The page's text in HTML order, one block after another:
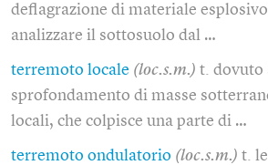
deflagrazione di materiale
analizzare il sottosuolo dal …
terremoto locale (loc.s.m.) t. dovuto
sprofondamento di masse
locali, che colpisce una parte di …
terremoto ondulatorio (loc.s.m.) t.